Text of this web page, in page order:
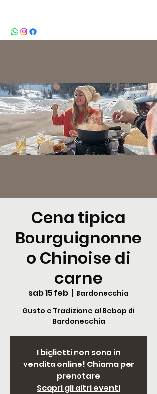
Cena tipica
Bourguignonne
o Chinoise di
carne
sab 15 feb
  |
Bardonecchia
Gusto e Tradizione al Bebop di
Bardonecchia
I biglietti non sono in
vendita online! Chiama per
prenotare
Scopri gli altri eventi